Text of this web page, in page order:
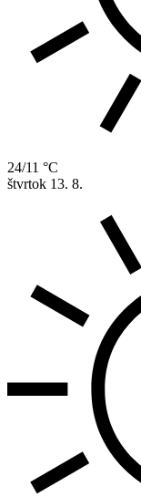
24/11 °C
štvrtok 13. 8.